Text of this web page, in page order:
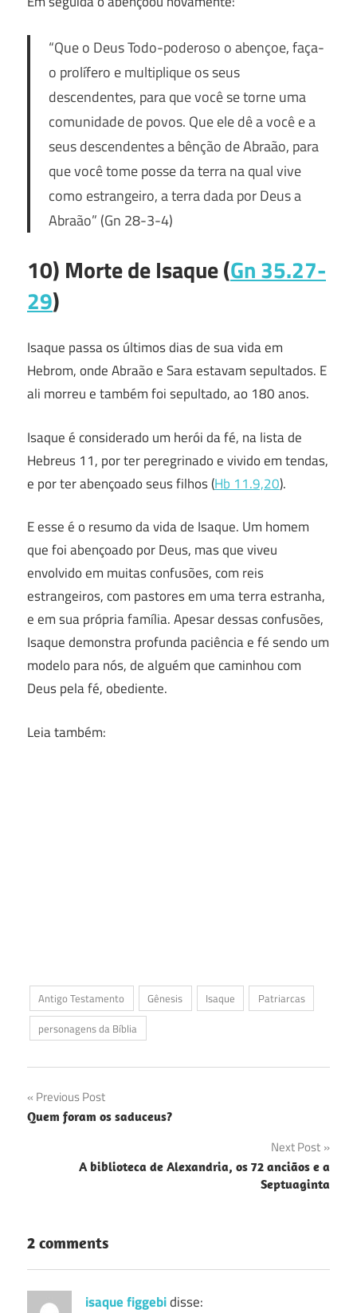
“Que o Deus Todo-poderoso o abençoe, faça-
o prolífero e multiplique os seus
descendentes, para que você se torne uma
comunidade de povos. Que ele dê a você e a
seus descendentes a bênção de Abraão, para
que você tome posse da terra na qual vive
como estrangeiro, a terra dada por Deus a
Abraão” (Gn 28-3-4)
10) Morte de Isaque (Gn 35.27-
29)
Isaque passa os últimos dias de sua vida em
Hebrom, onde Abraão e Sara estavam sepultados. E
ali morreu e também foi sepultado, ao 180 anos.
Isaque é considerado um herói da fé, na lista de
Hebreus 11, por ter peregrinado e vivido em tendas,
e por ter abençoado seus filhos (Hb 11.9,20).
E esse é o resumo da vida de Isaque. Um homem
que foi abençoado por Deus, mas que viveu
envolvido em muitas confusões, com reis
estrangeiros, com pastores em uma terra estranha,
e em sua própria família. Apesar dessas confusões,
Isaque demonstra profunda paciência e fé sendo um
modelo para nós, de alguém que caminhou com
Deus pela fé, obediente.
Leia também:
Antigo Testamento Gênesis Isaque
Patriarcas
personagens da Bíblia
Navegação
de
Previous Post
Quem foram os saduceus?
Next Post
A biblioteca de Alexandria, os 72 anciãos e a
Septuaginta
2 comments
isaque figgebidisse: